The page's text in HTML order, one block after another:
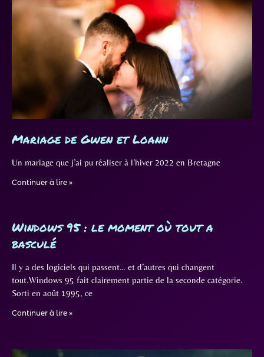
Mariage de Gwen et Loann
Un mariage que j’ai pu réaliser à l’hiver 2022 en Bretagne
Continuer à lire »
Windows 95 : le moment où tout a
basculé
Il y a des logiciels qui passent… et d’autres qui changent
tout.Windows 95 fait clairement partie de la seconde catégorie.
Sorti en août 1995, ce
Continuer à lire »